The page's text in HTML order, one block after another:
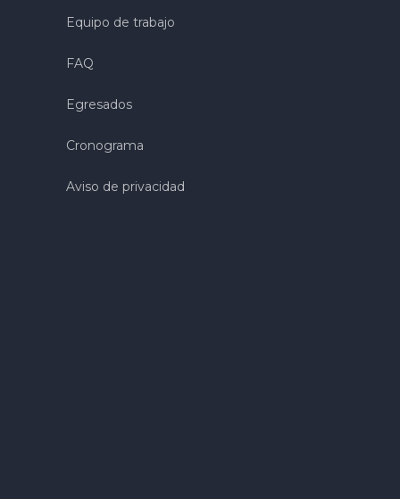
Equipo de trabajo
FAQ
Egresados
Cronograma
Aviso de privacidad